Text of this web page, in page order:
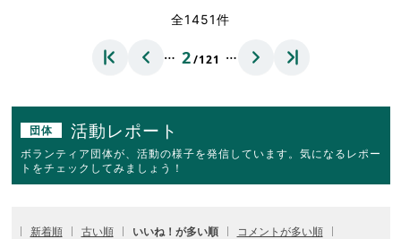
全1451件
… 2/121 …
団体 活動レポート
ボランティア団体が、活動の様子を発信しています。気になるレポー
トをチェックしてみましょう！
新着順 古い順 いいね！が多い順 コメントが多い順